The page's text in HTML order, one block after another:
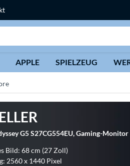
APPLE SPIELZEUG
G5 S27CG554EU, Gaming-Monitor
Bild: 68 cm (27 Zoll)
2560 x 1440 Pixel